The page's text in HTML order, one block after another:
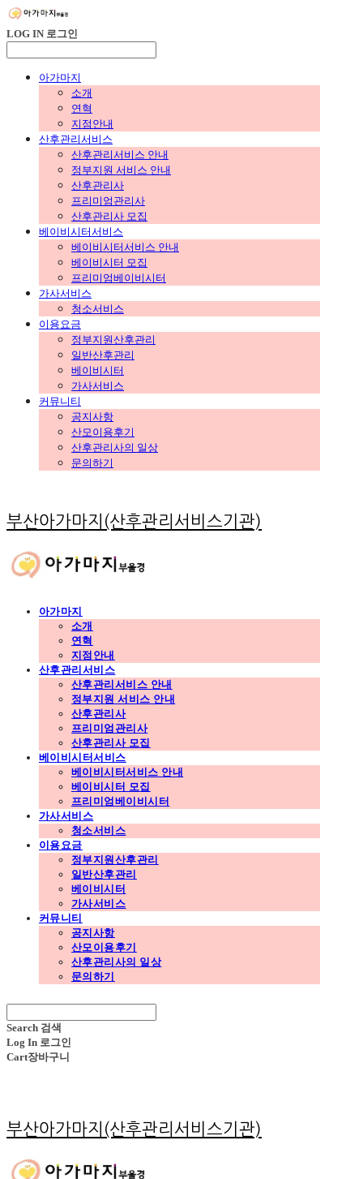
LOG IN 로그인
아가마지
소개
연혁
지점안내
산후관리서비스
산후관리서비스 안내
정부지원 서비스 안내
산후관리사
프리미엄관리사
산후관리사 모집
베이비시터서비스
베이비시터서비스 안내
베이비시터 모집
프리미엄베이비시터
가사서비스
청소서비스
이용요금
정부지원산후관리
일반산후관리
베이비시터
가사서비스
커뮤니티
공지사항
산모이용후기
산후관리사의 일상
문의하기
부산아가마지(산후관리서비스기관)
아가마지
소개
연혁
지점안내
산후관리서비스
산후관리서비스 안내
정부지원 서비스 안내
산후관리사
프리미엄관리사
산후관리사 모집
베이비시터서비스
베이비시터서비스 안내
베이비시터 모집
프리미엄베이비시터
가사서비스
청소서비스
이용요금
정부지원산후관리
일반산후관리
베이비시터
가사서비스
커뮤니티
공지사항
산모이용후기
산후관리사의 일상
문의하기
Search 검색
Log In 로그인
Cart장바구니
부산아가마지(산후관리서비스기관)